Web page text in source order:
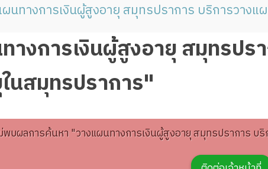
นทางการเงินผู้สูงอายุ สมุทรปราการ บริการวางแ
งการเงินผู้สูงอายุ สมุทรปร
นสมุทรปราการ"
พบผลการค้นหา "วางแผนทางการเงินผู้สูงอายุ สมุทรปราการ บ